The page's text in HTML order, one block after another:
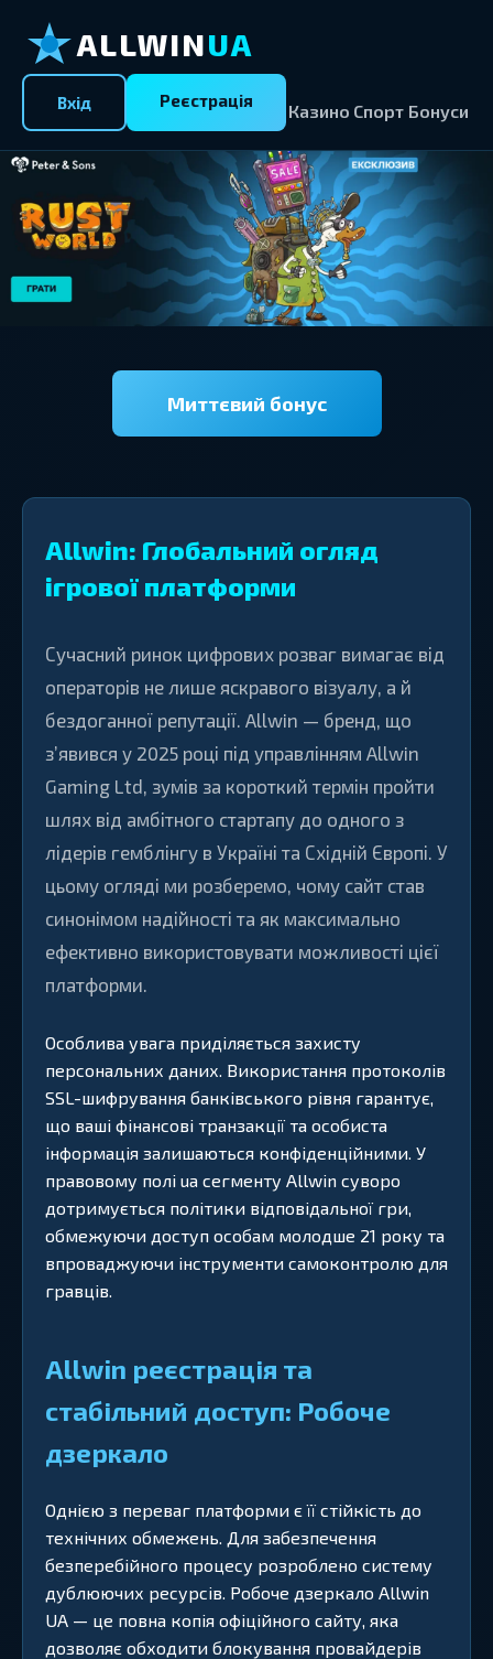
ALLWINUA
Казино Спорт Бонуси
Вхід Реєстрація
Миттєвий бонус
Allwin: Глобальний огляд
ігрової платформи
Сучасний ринок цифрових розваг вимагає від
операторів не лише яскравого візуалу, а й
бездоганної репутації. Allwin — бренд, що
з’явився у 2025 році під управлінням Allwin
Gaming Ltd, зумів за короткий термін пройти
шлях від амбітного стартапу до одного з
лідерів гемблінгу в Україні та Східній Європі. У
цьому огляді ми розберемо, чому сайт став
синонімом надійності та як максимально
ефективно використовувати можливості цієї
платформи.
Особлива увага приділяється захисту
персональних даних. Використання протоколів
SSL-шифрування банківського рівня гарантує,
що ваші фінансові транзакції та особиста
інформація залишаються конфіденційними. У
правовому полі ua сегменту Allwin суворо
дотримується політики відповідальної гри,
обмежуючи доступ особам молодше 21 року та
впроваджуючи інструменти самоконтролю для
гравців.
Allwin реєстрація та
стабільний доступ: Робоче
дзеркало
Однією з переваг платформи є її стійкість до
технічних обмежень. Для забезпечення
безперебійного процесу розроблено систему
дублюючих ресурсів. Робоче дзеркало Allwin
UA — це повна копія офіційного сайту, яка
дозволяє обходити блокування провайдерів